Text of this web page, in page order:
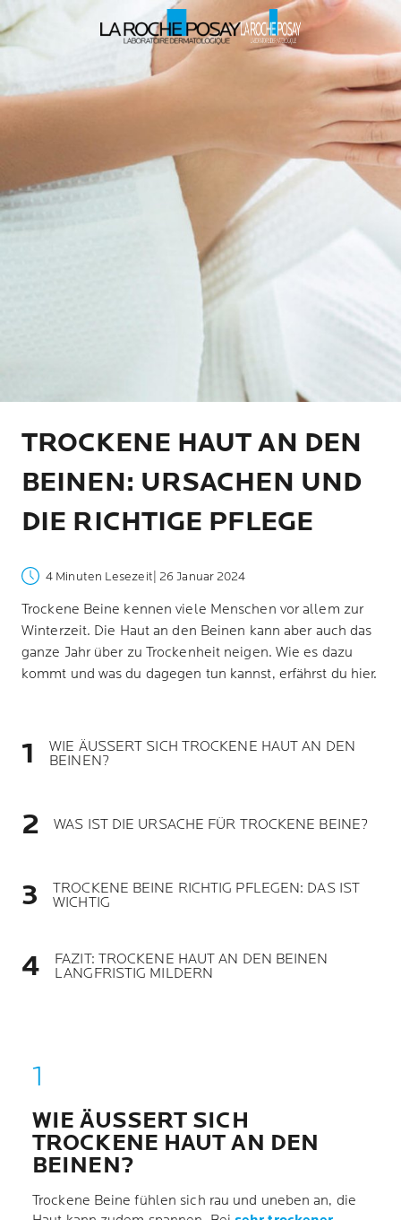
TROCKENE HAUT AN DEN
BEINEN: URSACHEN UND
DIE RICHTIGE PFLEGE
4 Minuten Lesezeit | 26 Januar 2024
Trockene Beine kennen viele Menschen vor allem zur
Winterzeit. Die Haut an den Beinen kann aber auch das
ganze Jahr über zu Trockenheit neigen. Wie es dazu
kommt und was du dagegen tun kannst, erfährst du hier.
WIE ÄUSSERT SICH TROCKENE HAUT AN DEN
BEINEN?
WAS IST DIE URSACHE FÜR TROCKENE BEINE?
TROCKENE BEINE RICHTIG PFLEGEN: DAS IST
WICHTIG
FAZIT: TROCKENE HAUT AN DEN BEINEN
LANGFRISTIG MILDERN
WIE ÄUSSERT SICH T
ROCKENE HAUT AN DEN B
EINEN?
Trockene Beine fühlen sich rau und uneben an, die